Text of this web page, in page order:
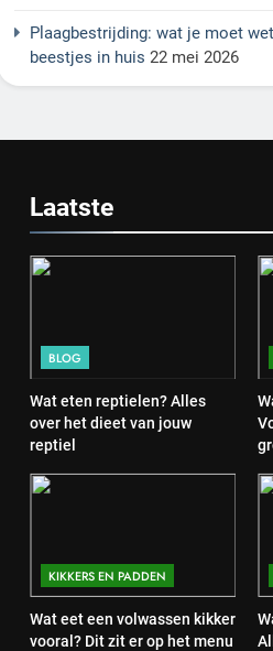
Plaagbestrijding: wat je moet
beestjes in huis 22 mei 2026
Laatste
BLOG
Wat eten reptielen? Alles
over het dieet van jouw
reptiel
KIKKERS EN PADDEN
Wat eet een volwassen kikker
vooral? Dit zit er op het menu